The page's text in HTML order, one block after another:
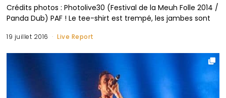
Crédits photos : Photolive30 (Festival de la Meuh Folle 2014 /
Panda Dub) PAF ! Le tee-shirt est trempé, les jambes sont
19 juillet 2016 Live Report